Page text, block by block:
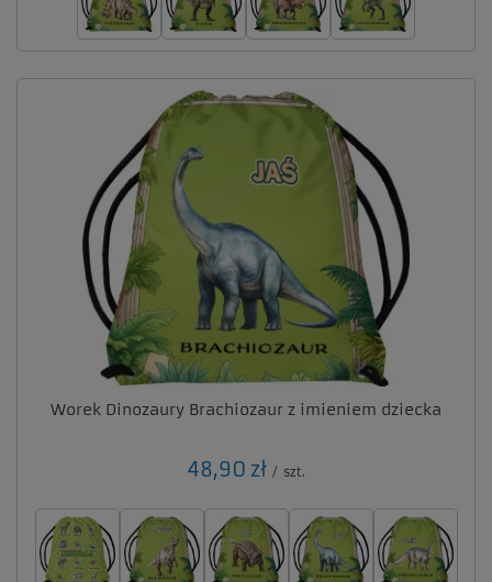
Worek Dinozaury Brachiozaur z imieniem dziecka
48,90 zł / szt.